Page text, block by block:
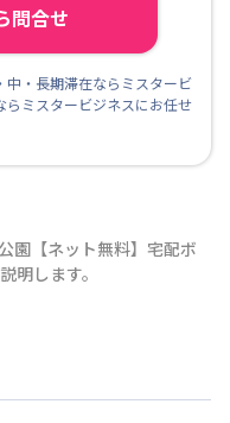
問合せ
中・長期滞在ならミスタービ
ミスタービジネスにお任せ
園【ネット無料】宅配ボ
明します。